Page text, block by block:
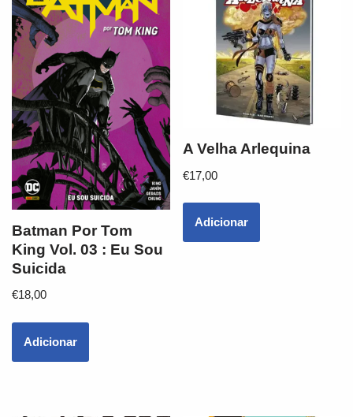
Batman Por Tom
King Vol. 03 : Eu Sou
Suicida
€18,00
Adicionar
A Velha Arlequina
€17,00
Adicionar